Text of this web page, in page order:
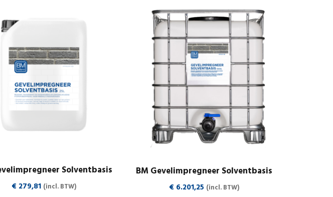
Solventbasis
€ 279,81 (incl. BTW)
BM Gevelimpregneer Solventbasis
€ 6.201,25 (incl. BTW)